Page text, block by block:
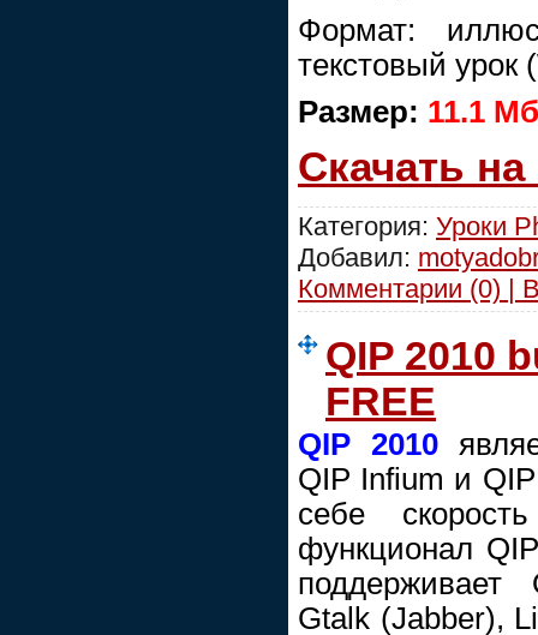
Формат:
текстовый урок
Размер: 11.1 Мб
Скачать
Категория: Уроки
Добавил:
Комментарии (0) |
QIP 2010
FREE
QIP 2010
QIP Infium и
себе
функционал
Gtalk (Jabber),